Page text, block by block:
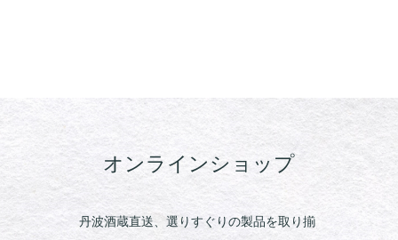
オンラインショップ
丹波酒蔵直送、選りすぐりの製品を取り揃